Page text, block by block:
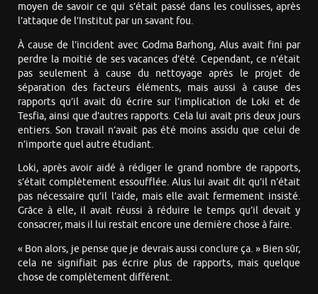
moyen de savoir ce qui s’était passé dans les coulisses, après
l’attaque de l’Institut par un savant fou.
À cause de l’incident avec Godma Barhong, Alus avait fini par
perdre la moitié de ses vacances d’été. Cependant, ce n’était
pas seulement à cause du nettoyage après le projet de
séparation des facteurs éléments, mais aussi à cause des
rapports qu’il avait dû écrire sur l’implication de Loki et de
Tesfia, ainsi que d’autres rapports. Cela lui avait pris deux jours
entiers. Son travail n’avait pas été moins assidu que celui de
n’importe quel autre étudiant.
Loki, après avoir aidé à rédiger le grand nombre de rapports,
s’était complètement essoufflée. Alus lui avait dit qu’il n’était
pas nécessaire qu’il l’aide, mais elle avait fermement insisté.
Grâce à elle, il avait réussi à réduire le temps qu’il devait y
consacrer, mais il lui restait encore une dernière chose à faire.
« Bon alors, je pense que je devrais aussi conclure ça. » Bien sûr,
cela ne signifiait pas écrire plus de rapports, mais quelque
chose de complètement différent.